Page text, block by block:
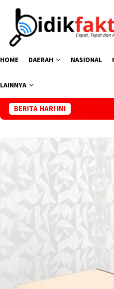
HOME DAERAH NASIONAL
LAINNYA
BERITA HARI INIKasus